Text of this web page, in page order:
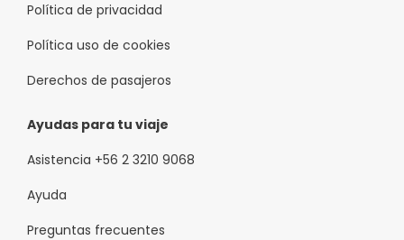
Política de privacidad
Política uso de cookies
Derechos de pasajeros
Ayudas para tu viaje
Asistencia +56 2 3210 9068
Ayuda
Preguntas frecuentes